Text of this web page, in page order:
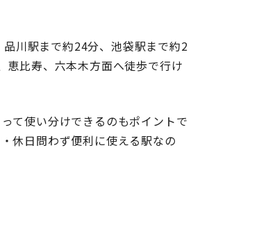
川駅まで約24分、池袋駅まで約2
恵比寿、六本木方面へ徒歩で行け
て使い分けできるのもポイントで
休日問わず便利に使える駅なの